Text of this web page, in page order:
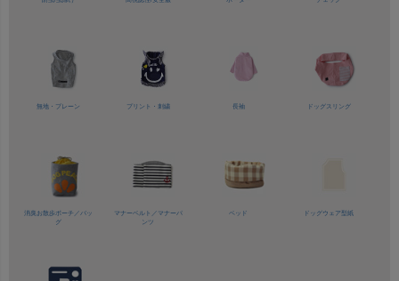
無地・プレーン プリント・刺繍 長袖 ドッグスリング
消臭お散歩ポーチ／バッ
グ
マナーベルト／ マナーパ
ンツ
ベッド ドッグウェア型紙